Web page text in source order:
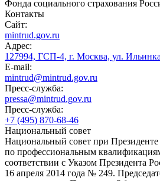
Фонда социального страхования
Контакты
Сайт:
mintrud.gov.ru
Адрес:
127994, ГСП-4, г. Москва, ул.
E-mail:
mintrud@mintrud.gov.ru
Пресс-служба:
pressa@mintrud.gov.ru
Пресс-служба:
+7 (495) 870-68-46
Национальный совет
Национальный совет при
по профессиональным
соответствии с Указом Президента
16 апреля 2014 года № 249.